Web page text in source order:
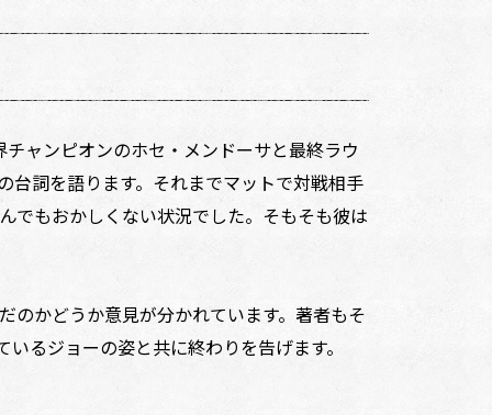
ャンピオンのホセ・メンドーサと最終ラウ
台詞を語ります。それまでマットで対戦相手
でもおかしくない状況でした。そもそも彼は
のかどうか意見が分かれています。著者もそ
るジョーの姿と共に終わりを告げます。